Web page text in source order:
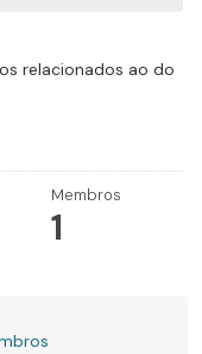
relacionados ao do
Membros
1